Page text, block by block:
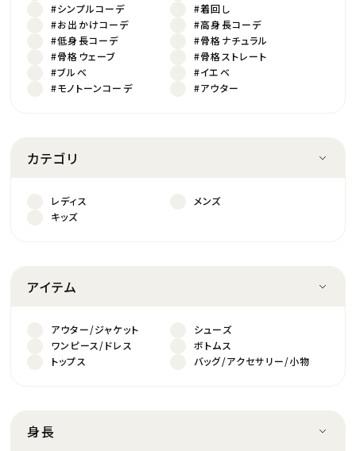
#シンプルコーデ
#着回し
#お出かけコーデ
#高身長コーデ
#低身長コーデ
#骨格ナチュラル
#骨格ウェーブ
#骨格ストレート
#ブルべ
#イエベ
#モノトーンコーデ
#アウター
カテゴリ
レディス
メンズ
キッズ
アイテム
アウター/ジャケット
シューズ
ワンピース/ドレス
ボトムス
トップス
バッグ/アクセサリー/小物
身長